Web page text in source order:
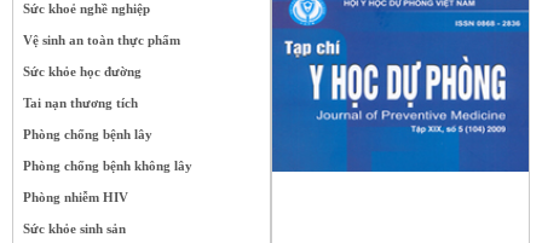
Sức khoẻ nghề nghiệp
Vệ sinh an toàn thực phẩm
Sức khỏe học đường
Tai nạn thương tích
Phòng chống bệnh lây
Phòng chống bệnh không lây
Phòng nhiễm HIV
Sức khỏe sinh sản